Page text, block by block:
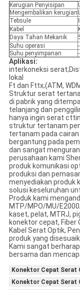
Kerugian Penyisipan
Mengembalikan kerugian
Tebsule
Kabel
Daya Tahan Mekanik
Suhu operasi
Suhu penyimpanan
Aplikasi:
interkoneksi
lokal
Ft dan Fttx;(ATM,
Struktur serat
di pabrik yang
telanjang dan
hanya ingin serat
struktur tertanam
tertanam pada
bergantung pada
dan sangat
perusahaan kami
produk komunikasi
produksi dan
menyediakan produk
solusi keseluruhan
Produk kami
MTP/MPO/MU/
kaset, pelat, MTRJ,
konektor cepat, Fiber
Kabel Serat Optik,
produk yang
Kami sangat
bersama dan
Konektor Cepat Serat
Konektor Cepat Serat